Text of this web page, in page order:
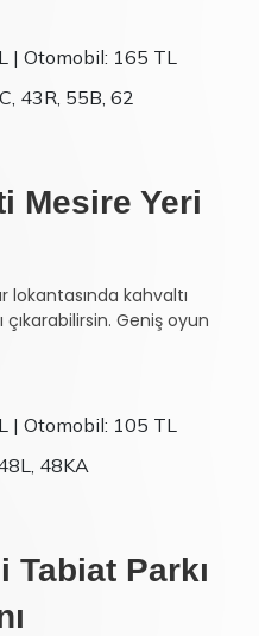
| Otomobil: 165 TL
43R, 55B, 62
Mesire Yeri
lokantasında kahvaltı
Geniş oyun
| Otomobil: 105 TL
48KA
Tabiat Parkı